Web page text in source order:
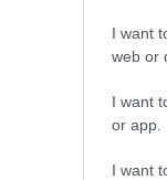
I want
web or
I want
or app.
I want